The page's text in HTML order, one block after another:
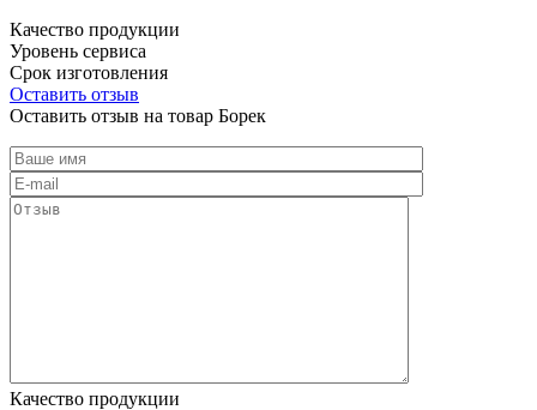
Качество продукции
Уровень сервиса
Срок изготовления
Оставить отзыв
Оставить отзыв на товар Борек
Качество продукции